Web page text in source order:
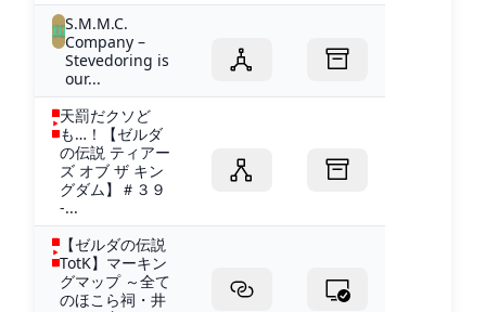
S.M.M.C.
Company –
Stevedoring is
our...
天罰だクソど
も…！【ゼルダ
の伝説 ティアー
ズ オブ ザ キン
グダム】＃３９
-...
【ゼルダの伝説
TotK】マーキン
グマップ ～全て
のほこら祠・井